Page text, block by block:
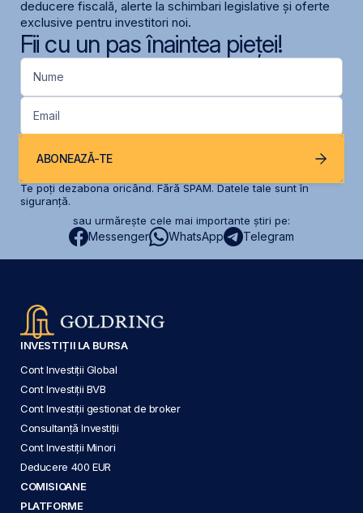
deducere fiscală, alerte la schimbari legislative și oferte
exclusive pentru investitori noi.
Fii cu un pas înaintea pieței!
Nume
Email
ABONEAZĂ-TE
Te poți dezabona oricând. Fără SPAM. Datele tale sunt în
siguranță.
sau urmărește cele mai importante știri pe:
Messenger WhatsApp Telegram
INVESTIȚII LA BURSA
Cont Investiții Global
Cont Investiții BVB
Cont Investiții gestionat de broker
Consultanță Investiții
Cont Investiții Minori
Deducere 400 EUR
COMISIOANE
PLATFORME